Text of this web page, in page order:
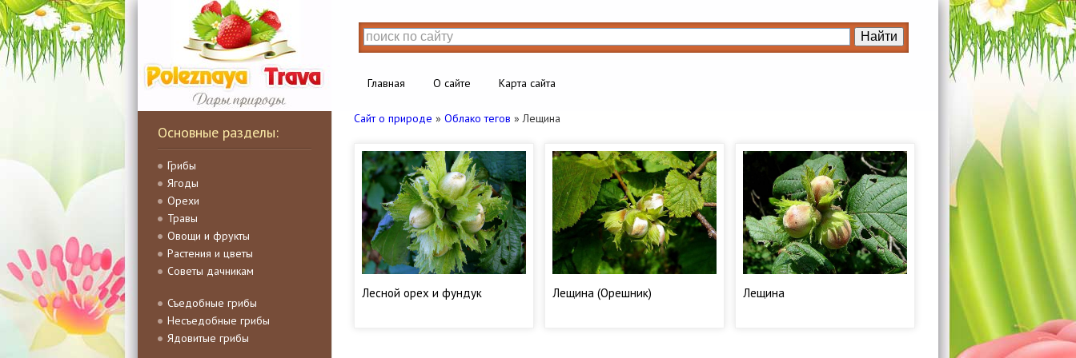
Главная О сайте Карта сайта
Основные разделы:
Грибы
Ягоды
Орехи
Травы
Овощи и фрукты
Растения и цветы
Советы дачникам
Съедобные грибы
Несъедобные грибы
Ядовитые грибы
Сайт о природе » Облако тегов » Лещина
Лесной орех и фундук Лещина (Орешник) Лещина